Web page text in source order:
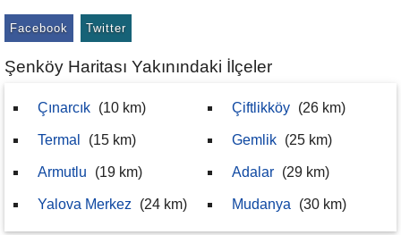
Facebook Twitter
Şenköy Haritası Yakınındaki İlçeler
Çınarcık (10 km)
Termal (15 km)
Armutlu (19 km)
Yalova Merkez (24 km)
Çiftlikköy (26 km)
Gemlik (25 km)
Adalar (29 km)
Mudanya (30 km)